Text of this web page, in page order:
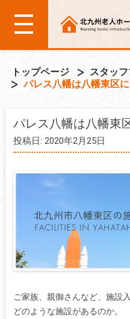
トップページ
スタッ
パレス八幡は八幡東区
パレス八幡は八幡東
投稿日: 2020年2月25日
ご家族、親御さんなど、施設
どのような施設があるのか。